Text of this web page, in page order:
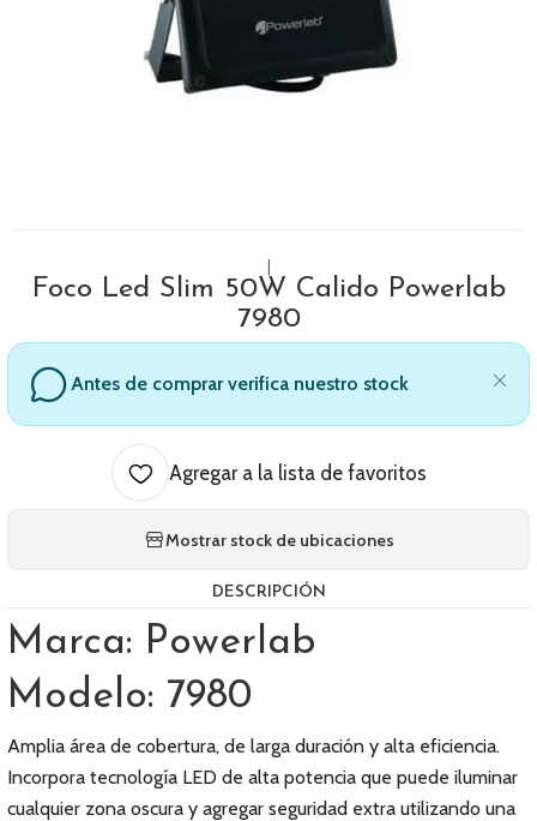
Foco Led Slim 50W Calido Powerlab
7980
Antes de comprar verifica nuestro stock
Agregar a la lista de favoritos
Mostrar stock de ubicaciones
DESCRIPCIÓN
Marca: Powerlab
Modelo: 7980
Amplia área de cobertura, de larga duración y alta eficiencia.
Incorpora tecnología LED de alta potencia que puede iluminar
cualquier zona oscura y agregar seguridad extra utilizando una